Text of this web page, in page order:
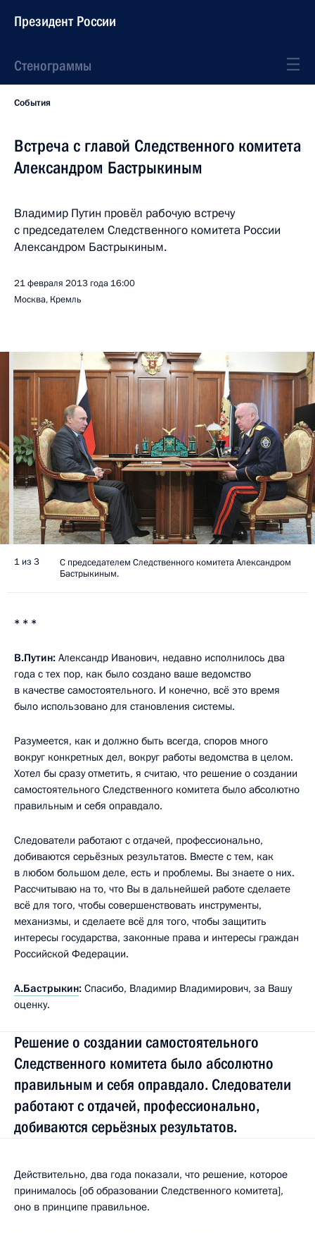
Президент России
Стенограммы
События
Встреча с главой Следственного комитета
Александром Бастрыкиным
Владимир Путин провёл рабочую встречу
с председателем Следственного комитета России
Александром Бастрыкиным.
21 февраля 2013 года 16:00
Москва, Кремль
1 из 3
С председателем Следственного комитета Александром
Бастрыкиным.
* * *
В.Путин: Александр Иванович, недавно исполнилось два
года с тех пор, как было создано ваше ведомство
в качестве самостоятельного. И конечно, всё это время
было использовано для становления системы.
Разумеется, как и должно быть всегда, споров много
вокруг конкретных дел, вокруг работы ведомства в целом.
Хотел бы сразу отметить, я считаю, что решение о создании
самостоятельного Следственного комитета было абсолютно
правильным и себя оправдало.
Следователи работают с отдачей, профессионально,
добиваются серьёзных результатов. Вместе с тем, как
в любом большом деле, есть и проблемы. Вы знаете о них.
Рассчитываю на то, что Вы в дальнейшей работе сделаете
всё для того, чтобы совершенствовать инструменты,
механизмы, и сделаете всё для того, чтобы защитить
интересы государства, законные права и интересы граждан
Российской Федерации.
А.Бастрыкин: Спасибо, Владимир Владимирович, за Вашу
оценку.
Решение о создании самостоятельного
Следственного комитета было абсолютно
правильным и себя оправдало. Следователи
работают с отдачей, профессионально,
добиваются серьёзных результатов.
Действительно, два года показали, что решение, которое
принималось [об образовании Следственного комитета],
оно в принципе правильное.